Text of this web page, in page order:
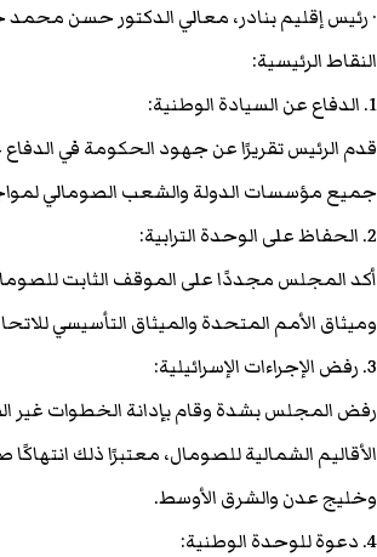
· رئيس إقليم بنادر، معالي الدكتور حسن
النقاط الرئيسية:
1. الدفاع عن السيادة الوطنية:
قدم الرئيس تقريرًا عن جهود الحكومة في
جميع مؤسسات الدولة والشعب الصومالي
2. الحفاظ على الوحدة الترابية:
أكد المجلس مجددًا على الموقف الثابت
وميثاق الأمم المتحدة والميثاق التأسيسي
3. رفض الإجراءات الإسرائيلية:
رفض المجلس بشدة وقام بإدانة الخطوات غير
الأقاليم الشمالية للصومال، معتبرًا ذلك
وخليج عدن والشرق الأوسط.
4. دعوة للوحدة الوطنية: